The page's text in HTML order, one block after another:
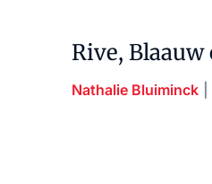
Rive, Blaauw
Nathalie Bluiminck